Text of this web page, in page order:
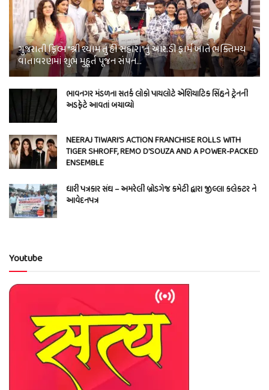
ગુજરાતી ફિલ્મ “શ્રી શ્યામ તું હી સહારા”નું આર.ડી ફાર્મ ખાતે ભક્તિમય
વાતાવરણમાં શુભ મુહૂર્ત પૂજન સંપન…
ભાવનગર મંડળના સતર્ક લોકો પાયલોટે એશિયાટિક સિંહને ટ્રેનની
અડફેટે આવતાં બચાવ્યો
NEERAJ TIWARI’S ACTION FRANCHISE ROLLS WITH
TIGER SHROFF, REMO D’SOUZA AND A POWER-PACKED
ENSEMBLE
ધારી પત્રકાર સંઘ – અમરેલી બ્રોડગેજ કમેટી દ્વારા જીલ્લા કલેકટર ને
આવેદનપત્ર
Youtube